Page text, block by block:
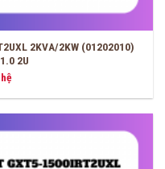
2KVA/2KW (01202010)
2U